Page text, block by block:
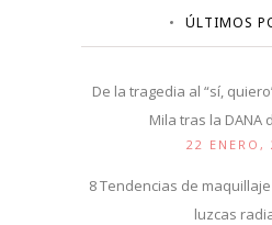
ÚLTIMOS
De la tragedia al “sí,
Mila tras la DANA
22 ENERO,
8 Tendencias de
luzcas